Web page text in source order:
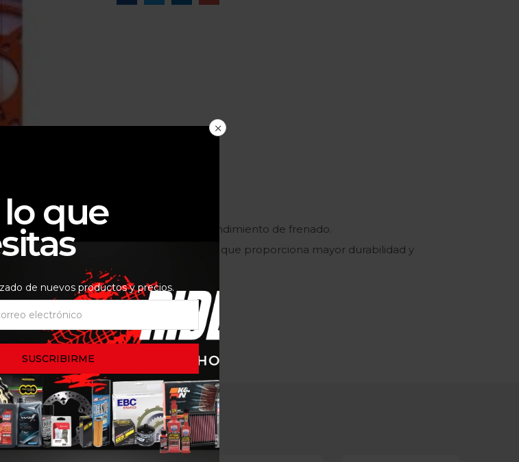
alta calidad, ofreciendo un excelente rendimiento de frenado.
están hechas de un compuesto metálico que proporciona mayor durabilidad y
de freno.
útil más larga de las pastillas.
que
de nuevos productos y precios.